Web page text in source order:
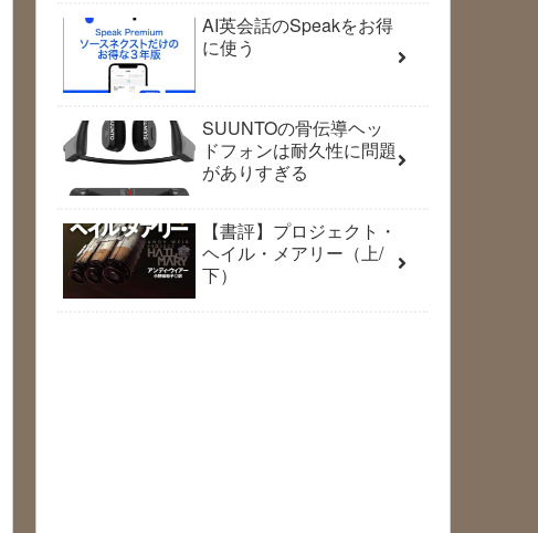
AI英会話のSpeakをお得
に使う
SUUNTOの骨伝導ヘッ
ドフォンは耐久性に問題
がありすぎる
【書評】プロジェクト・
ヘイル・メアリー（上/
下）